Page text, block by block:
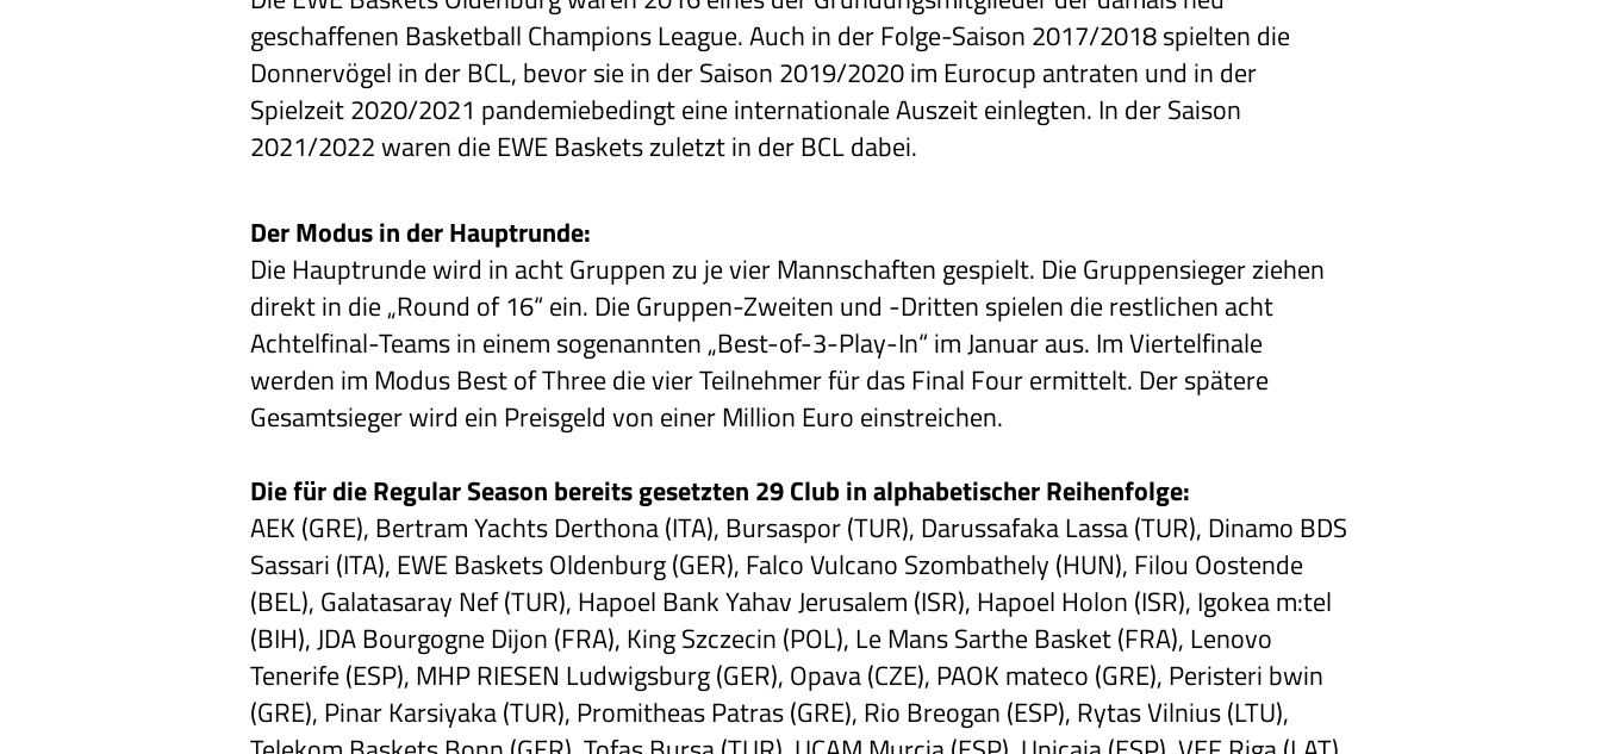
geschaffenen Basketball Champions League. Auch in der Folge-Saison 2017/2018 spielten die
Donnervögel in der BCL, bevor sie in der Saison 2019/2020 im Eurocup antraten und in der
Spielzeit 2020/2021 pandemiebedingt eine internationale Auszeit einlegten. In der Saison
2021/2022 waren die EWE Baskets zuletzt in der BCL dabei.
Der Modus in der Hauptrunde:
Die Hauptrunde wird in acht Gruppen zu je vier Mannschaften gespielt. Die Gruppensieger ziehen
direkt in die „Round of 16“ ein. Die Gruppen-Zweiten und -Dritten spielen die restlichen acht
Achtelfinal-Teams in einem sogenannten „Best-of-3-Play-In“ im Januar aus. Im Viertelfinale
werden im Modus Best of Three die vier Teilnehmer für das Final Four ermittelt. Der spätere
Gesamtsieger wird ein Preisgeld von einer Million Euro einstreichen.
Die für die Regular Season bereits gesetzten 29 Club in alphabetischer Reihenfolge:
AEK (GRE), Bertram Yachts Derthona (ITA), Bursaspor (TUR), Darussafaka Lassa (TUR), Dinamo BDS
Sassari (ITA), EWE Baskets Oldenburg (GER), Falco Vulcano Szombathely (HUN), Filou Oostende
(BEL), Galatasaray Nef (TUR), Hapoel Bank Yahav Jerusalem (ISR), Hapoel Holon (ISR), Igokea m:tel
(BIH), JDA Bourgogne Dijon (FRA), King Szczecin (POL), Le Mans Sarthe Basket (FRA), Lenovo
Tenerife (ESP), MHP RIESEN Ludwigsburg (GER), Opava (CZE), PAOK mateco (GRE), Peristeri bwin
(GRE), Pinar Karsiyaka (TUR), Promitheas Patras (GRE), Rio Breogan (ESP), Rytas Vilnius (LTU),